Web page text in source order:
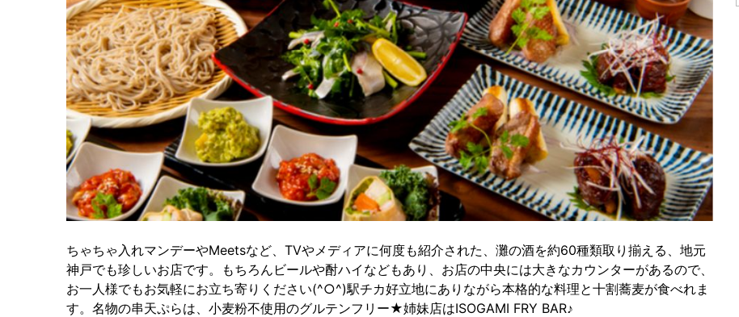
ちゃちゃ入れマンデーやMeetsなど、TVやメディアに何度も紹介された、灘の酒を約60種類取り揃える、地元
神戸でも珍しいお店です。もちろんビールや酎ハイなどもあり、お店の中央には大きなカウンターがあるので、
お一人様でもお気軽にお立ち寄りください(^○^)駅チカ好立地にありながら本格的な料理と十割蕎麦が食べれま
す。名物の串天ぷらは、小麦粉不使用のグルテンフリー★姉妹店はISOGAMI FRY BAR♪